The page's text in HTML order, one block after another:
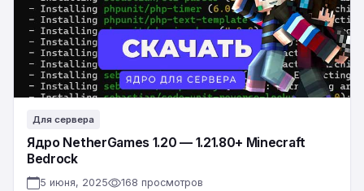
Minecraft
Bedrock
Для сервера
Ядро NetherGames 1.20 — 1.21.80+ Minecraft
Bedrock
5 июня, 2025 168 просмотров